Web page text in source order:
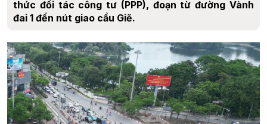
thức đối tác công tư (PPP), đoạn từ đường Vành
đai 1 đến nút giao cầu Giẽ.